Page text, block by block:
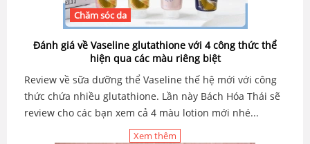
Chăm sóc da
Đánh giá về Vaseline glutathione với 4 công thức thể
hiện qua các màu riêng biệt
Review về sữa dưỡng thể Vaseline thế hệ mới với công
thức chứa nhiều glutathione. Lần này Bách Hóa Thái sẽ
review cho các bạn xem cả 4 màu lotion mới nhé...
Xem thêm